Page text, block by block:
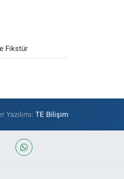
Fikstür
Yazılımı:TE Bilişim